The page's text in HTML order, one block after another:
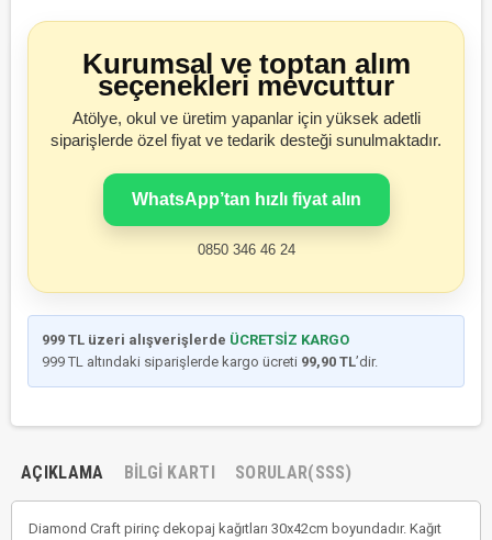
Kurumsal ve toptan alım
seçenekleri mevcuttur
Atölye, okul ve üretim yapanlar için yüksek adetli
siparişlerde özel fiyat ve tedarik desteği sunulmaktadır.
WhatsApp’tan hızlı fiyat alın
0850 346 46 24
999 TL üzeri alışverişlerde ÜCRETSİZ KARGO
999 TL altındaki siparişlerde kargo ücreti 99,90 TL’dir.
AÇIKLAMA BILGI KARTI SORULAR(SSS)
Diamond Craft pirinç dekopaj kağıtları 30x42cm boyundadır. Kağıt